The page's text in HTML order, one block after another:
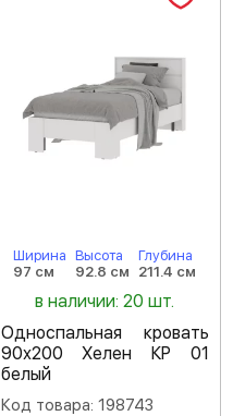
Ширина
97 см
Высота
92.8 см
Глубина
211.4 см
в наличии: 20 шт.
Односпальная кровать
90х200 Хелен КР 01
белый
Код товара: 198743